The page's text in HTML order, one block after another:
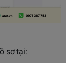
sơ tại: